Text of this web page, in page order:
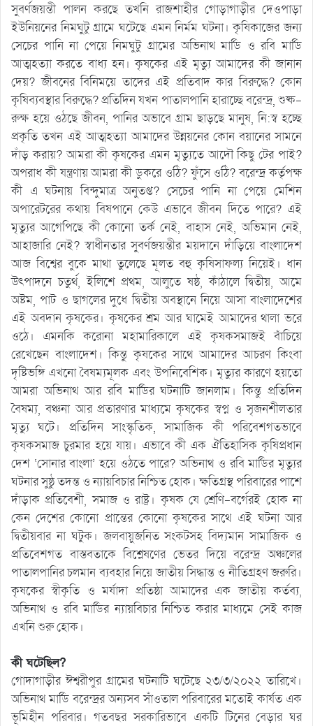
সুবর্ণজয়ন্তী পালন করছে তখনি রাজশাহীর গোড়াগাড়ীর দেওপাড়া
ইউনিয়নের নিমঘুটু গ্রামে ঘটেছে এমন নির্মম ঘটনা। কৃষিকাজের জন্য
সেচের পানি না পেয়ে নিমঘুটু গ্রামের অভিনাথ মার্ডি ও রবি মার্ডি
আত্মহত্যা করতে বাধ্য হন। কৃষকের এই মৃত্যু আমাদের কী জানান
দেয়? জীবনের বিনিময়ে তাদের এই প্রতিবাদ কার বিরুদ্ধে? কোন
কৃষিব্যবস্থার বিরুদ্ধে? প্রতিদিন যখন পাতালপানি হারাচ্ছে বরেন্দ্র, শুষ্ক-
রুক্ষ হয়ে ওঠছে জীবন, পানির অভাবে গ্রাম ছাড়ছে মানুষ, নি:স্ব হচ্ছে
প্রকৃতি তখন এই আত্মহত্যা আমাদের উন্নয়নের কোন বয়ানের সামনে
দাঁড় করায়? আমরা কী কৃষকের এমন মৃত্যুতে আদৌ কিছু টের পাই?
অপরাধ কী যন্ত্রণায় আমরা কী ডুকরে ওঠি? ফুঁসে ওঠি? বরেন্দ্র কর্তৃপক্ষ
কী এ ঘটনায় বিন্দুমাত্র অনুতপ্ত? সেচের পানি না পেয়ে মেশিন
অপারেটরের কথায় বিষপানে কেউ এভাবে জীবন দিতে পারে? এই
মৃত্যুর আগেপিছে কী কোনো তর্ক নেই, বাহাস নেই, অভিমান নেই,
আহাজারি নেই? স্বাধীনতার সুবর্ণজয়ন্তীর ময়দানে দাঁড়িয়ে বাংলাদেশ
আজ বিশ্বের বুকে মাথা তুলেছে মূলত বহু কৃষিসাফল্য নিয়েই। ধান
উৎপাদনে চতুর্থ, ইলিশে প্রথম, আলুতে ষষ্ঠ, কাঁঠালে দ্বিতীয়, আমে
অষ্টম, পাট ও ছাগলের দুধে দ্বিতীয় অবস্থানে নিয়ে আসা বাংলাদেশের
এই অবদান কৃষকের। কৃষকের শ্রম আর ঘামেই আমাদের থালা ভরে
ওঠে। এমনকি করোনা মহামারিকালে এই কৃষকসমাজই বাঁচিয়ে
রেখেছেন বাংলাদেশ। কিন্তু কৃষকের সাথে আমাদের আচরণ কিংবা
দৃষ্টিভঙ্গি এখনো বৈষম্যমূলক এবং উপনিবেশিক। মৃত্যুর কারণে হয়তো
আমরা অভিনাথ আর রবি মার্ডির ঘটনাটি জানলাম। কিন্তু প্রতিদিন
বৈষম্য, বঞ্চনা আর প্রতারণার মাধ্যমে কৃষকের স্বপ্ন ও সৃজনশীলতার
মৃত্যু ঘটে। প্রতিদিন সাংস্কৃতিক, সামাজিক কী পরিবেশগতভাবে
কৃষকসমাজ চুরমার হয়ে যায়। এভাবে কী এক ঐতিহাসিক কৃষিপ্রধান
দেশ ‘সোনার বাংলা’ হয়ে ওঠতে পারে? অভিনাথ ও রবি মার্ডির মৃত্যুর
ঘটনার সুষ্ঠু তদন্ত ও ন্যায়বিচার নিশ্চিত হোক। ক্ষতিগ্রস্থ পরিবারের পাশে
দাঁড়াক প্রতিবেশী, সমাজ ও রাষ্ট্র। কৃষক যে শ্রেণি-বর্গেরই হোক না
কেন দেশের কোনো প্রান্তের কোনো কৃষকের সাথে এই ঘটনা আর
দ্বিতীয়বার না ঘটুক। জলবায়ুজনিত সংকটসহ বিদ্যমান সামাজিক ও
প্রতিবেশগত বাস্তবতাকে বিশ্লেষণের ভেতর দিয়ে বরেন্দ্র অঞ্চলের
পাতালপানির চলমান ব্যবহার নিয়ে জাতীয় সিদ্ধান্ত ও নীতিগ্রহণ জরুরি।
কৃষকের স্বীকৃতি ও মর্যাদা প্রতিষ্ঠা আমাদের এক জাতীয় কর্তব্য,
অভিনাথ ও রবি মার্ডির ন্যায়বিচার নিশ্চিত করার মাধ্যমে সেই কাজ
এখনি শুরু হোক।
কী ঘটেছিল?
গোদাগাড়ীর ঈশ্বরীপুর গ্রামের ঘটনাটি ঘটেছে ২৩/৩/২০২২ তারিখে।
অভিনাথ মার্ডি বরেন্দ্রর অন্যসব সাঁওতাল পরিবারের মতোই কার্যত এক
ভূমিহীন পরিবার। গতবছর সরকারিভাবে একটি টিনের বেড়ার ঘর